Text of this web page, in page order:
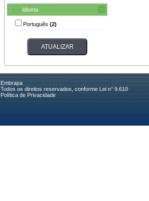
Idioma
Português (2)
Embrapa
Todos os direitos reservados, conforme Lei n° 9.610
Política de Privacidade